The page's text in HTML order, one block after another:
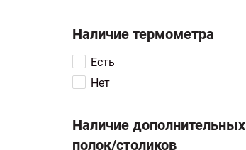
Наличие термометра
Есть
Нет
Наличие дополнительных
полок/столиков